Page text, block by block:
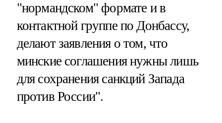
"нормандском" формате и в
контактной группе по Донбассу,
делают заявления о том, что
минские соглашения нужны лишь
для сохранения санкций Запада
против России".